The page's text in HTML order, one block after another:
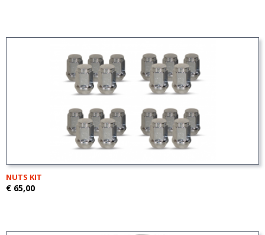
NUTS KIT
€ 65,00